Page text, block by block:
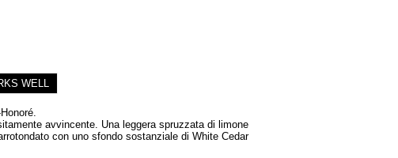
WELL
avvincente. Una leggera spruzzata di limone
con uno sfondo sostanziale di White Cedar